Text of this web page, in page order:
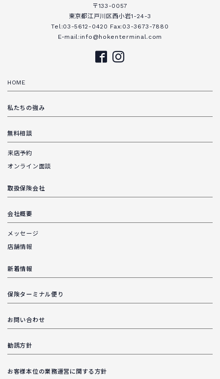
〒133-0057
東京都江戸川区西小岩1-24-3
Tel:03-5612-0420 Fax:03-3673-7880
E-mail:info@hokenterminal.com
HOME
私たちの強み
無料相談
来店予約
オンライン面談
取扱保険会社
会社概要
メッセージ
店舗情報
新着情報
保険ターミナル便り
お問い合わせ
勧誘方針
お客様本位の業務運営に関する方針